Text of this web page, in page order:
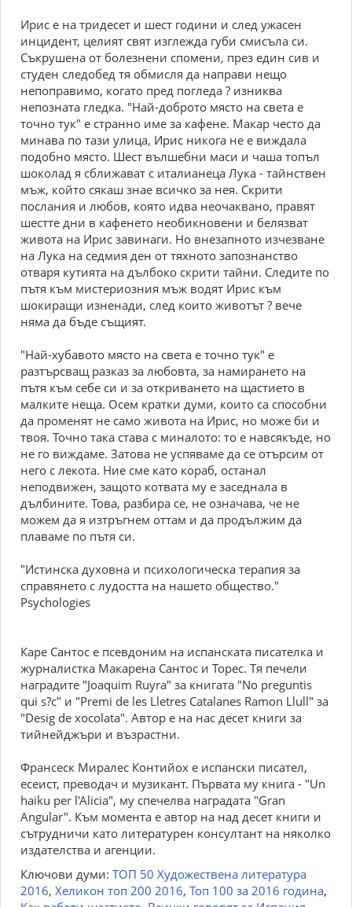
Ирис е на тридесет и шест години и след ужасен
инцидент, целият свят изглежда губи смисъла си.
Съкрушена от болезнени спомени, през един сив и
студен следобед тя обмисля да направи нещо
непоправимо, когато пред погледа ? изниква
непозната гледка. "Най-доброто място на света е
точно тук" е странно име за кафене. Макар често да
минава по тази улица, Ирис никога не е виждала
подобно място. Шест вълшебни маси и чаша топъл
шоколад я сближават с италианеца Лука - тайнствен
мъж, който сякаш знае всичко за нея. Скрити
послания и любов, която идва неочаквано, правят
шестте дни в кафенето необикновени и белязват
живота на Ирис завинаги. Но внезапното изчезване
на Лука на седмия ден от тяхното запознанство
отваря кутията на дълбоко скрити тайни. Следите по
пътя към мистериозния мъж водят Ирис към
шокиращи изненади, след които животът ? вече
няма да бъде същият.
"Най-хубавото място на света е точно тук" е
разтърсващ разказ за любовта, за намирането на
пътя към себе си и за откриването на щастието в
малките неща. Осем кратки думи, които са способни
да променят не само живота на Ирис, но може би и
твоя. Точно така става с миналото: то е навсякъде, но
не го виждаме. Затова не успяваме да се отърсим от
него с лекота. Ние сме като кораб, останал
неподвижен, защото котвата му е заседнала в
дълбините. Това, разбира се, не означава, че не
можем да я изтръгнем оттам и да продължим да
плаваме по пътя си.
"Истинска духовна и психологическа терапия за
справянето с лудостта на нашето общество."
Psychologies
Каре Сантос е псевдоним на испанската писателка и
журналистка Макарена Сантос и Торес. Тя печели
наградите "Joaquim Ruyra" за книгата "No preguntis
qui s?c" и "Premi de les Lletres Catalanes Ramon Llull" за
"Desig de xocolata". Автор е на нас десет книги за
тийнейджъри и възрастни.
Франсеск Миралес Контийох е испански писател,
есеист, преводач и музикант. Първата му книга - "Un
haiku per l'Alicia", му спечелва наградата "Gran
Angular". Към момента е автор на над десет книги и
сътрудничи като литературен консултант на няколко
издателства и агенции.
Ключови думи: ТОП 50 Художествена литература
2016, Хеликон топ 200 2016, Топ 100 за 2016 година,